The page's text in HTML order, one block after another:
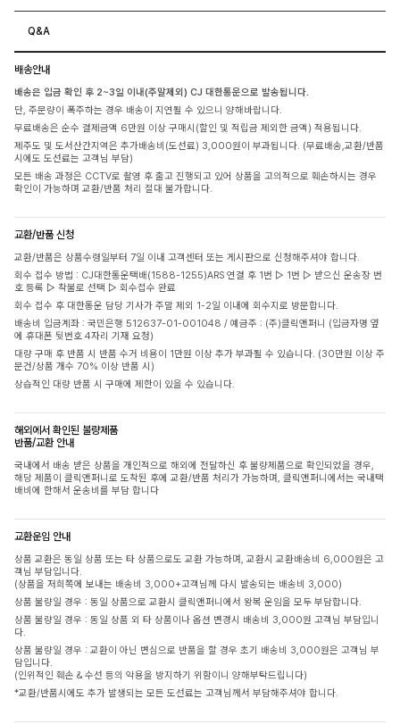
Q&A
배송안내
배송은 입금 확인 후 2~3일 이내(주말제외) CJ 대한통운으로 발송됩니다.
단, 주문량이 폭주하는 경우 배송이 지연될 수 있으니 양해바랍니다.
무료배송은 순수 결제금액 6만원 이상 구매시(할인 및 적립금 제외한 금액) 적용됩니다.
제주도 및 도서산간지역은 추가배송비(도선료) 3,000원이 부과됩니다. (무료배송,교환/반품
시에도 도선료는 고객님 부담)
모든 배송 과정은 CCTV로 촬영 후 출고 진행되고 있어 상품을 고의적으로 훼손하시는 경우
확인이 가능하며 교환/반품 처리 절대 불가합니다.
교환/반품 신청
교환/반품은 상품수령일부터 7일 이내 고객센터 또는 게시판으로 신청해주셔야 합니다.
회수 접수 방법 : CJ대한통운택배(1588-1255)ARS 연결 후 1번 ▷ 1번 ▷ 받으신 운송장 번
호 등록 ▷ 착불로 선택 ▷ 회수접수 완료
회수 접수 후 대한통운 담당 기사가 주말 제외 1-2일 이내에 회수지로 방문합니다.
배송비 입금계좌 : 국민은행 512637-01-001048 / 예금주 : (주)클릭앤퍼니 (입금자명 옆
에 휴대폰 뒷번호 4자리 기재 요청)
대량 구매 후 반품 시 반품 수거 비용이 1만원 이상 추가 부과될 수 있습니다. (30만원 이상 주
문건/상품 개수 70% 이상 반품 시)
상습적인 대량 반품 시 구매에 제한이 있을 수 있습니다.
해외에서 확인된 불량제품
반품/교환 안내
국내에서 배송 받은 상품을 개인적으로 해외에 전달하신 후 불량제품으로 확인되었을 경우,
해당 제품이 클릭앤퍼니로 도착된 후에 교환/반품 처리가 가능하며, 클릭앤퍼니에서는 국내택
배비에 한해서 운송비를 부담 합니다
교환운임 안내
상품 교환은 동일 상품 또는 타 상품으로도 교환 가능하며, 교환시 교환배송비 6,000원은 고
객님 부담입니다.
(상품을 저희쪽에 보내는 배송비 3,000+고객님께 다시 발송되는 배송비 3,000)
상품 불량일 경우 : 동일 상품으로 교환시 클릭앤퍼니에서 왕복 운임을 모두 부담합니다.
상품 불량일 경우 : 동일 상품 외 타 상품이나 옵션 변경시 배송비 3,000원 고객님 부담입니
다.
상품 불량일 경우 : 교환이 아닌 변심으로 반품을 할 경우 초기 배송비 3,000원은 고객님 부
담입니다.
(인위적인 훼손 & 수선 등의 악용을 방지하기 위함이니 양해부탁드립니다)
*교환/반품시에도 추가 발생되는 모든 도선료는 고객님께서 부담해주셔야 합니다.